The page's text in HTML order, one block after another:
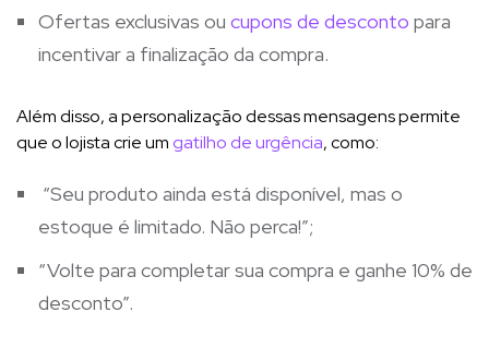
Ofertas exclusivas ou cupons de desconto para
incentivar a finalização da compra.
Além disso, a personalização dessas mensagens permite
que o lojista crie um gatilho de urgência, como:
“Seu produto ainda está disponível, mas o
estoque é limitado. Não perca!”;
“Volte para completar sua compra e ganhe 10% de
desconto”.